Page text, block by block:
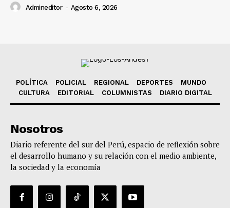
Admineditor - Agosto 6, 2026
POLÍTICA POLICIAL REGIONAL DEPORTES
MUNDO
CULTURA
EDITORIAL COLUMNISTAS DIARIO DIGITAL
Nosotros
Diario referente del sur del Perú, espacio de reflexión sobre
el desarrollo humano y su relación con el medio ambiente,
la sociedad y la economía